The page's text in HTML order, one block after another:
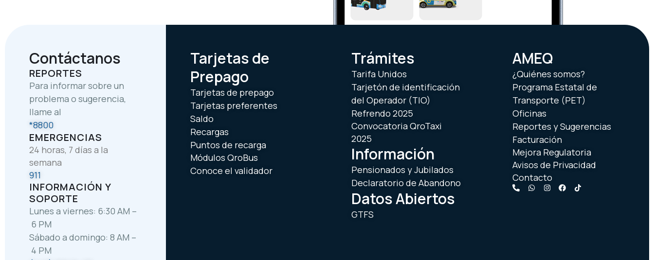
Contáctanos
REPORTES
Para informar sobre un
problema o sugerencia,
llame al
*8800
EMERGENCIAS
24 horas, 7 días a la
semana
911
INFORMACIÓN Y
SOPORTE
Lunes a viernes: 6:30 AM –
6 PM
Sábado a domingo: 8 AM –
4 PM
Tarjetas de
Prepago
Tarjetas de prepago
Tarjetas preferentes
Saldo
Recargas
Puntos de recarga
Módulos QroBus
Conoce el validador
Trámites
Tarifa Unidos
Tarjetón de identificación
del Operador (TIO)
Refrendo 2025
Convocatoria QroTaxi
2025
Información
Pensionados y Jubilados
Declaratorio de Abandono
Datos Abiertos
GTFS
AMEQ
¿Quiénes somos?
Programa Estatal de
Transporte (PET)
Oficinas
Reportes y Sugerencias
Facturación
Mejora Regulatoria
Avisos de Privacidad
Contacto